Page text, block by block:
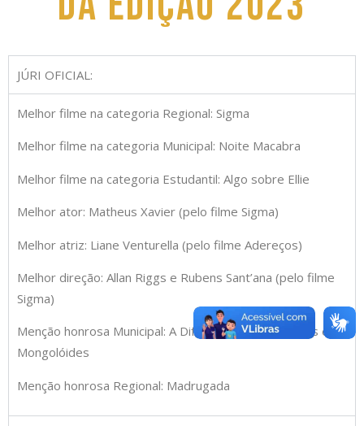
JÚRI OFICIAL:
Melhor filme na categoria Regional: Sigma
Melhor filme na categoria Municipal: Noite Macabra
Melhor filme na categoria Estudantil: Algo sobre Ellie
Melhor ator: Matheus Xavier (pelo filme Sigma)
Melhor atriz: Liane Venturella (pelo filme Adereços)
Melhor direção: Allan Riggs e Rubens Sant’ana (pelo filme
Sigma)
Menção honrosa Municipal: A Diferença entre Mongóis e
Mongolóides
Menção honrosa Regional: Madrugada